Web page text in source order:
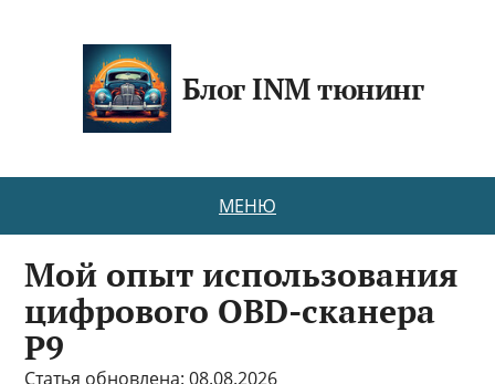
Блог INM тюнинг
МЕНЮ
Мой опыт использования
цифрового OBD-сканера
P9
Статья обновлена: 08.08.2026